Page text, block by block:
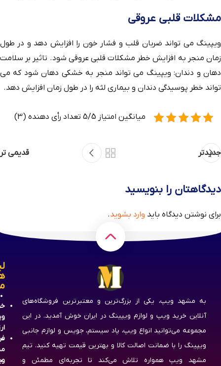
مشکلات قلبی عروقی
ویپینگ می تواند ضربان قلب و فشار خون را افزایش دهد و در طول
زمان منجر به افزایش خطر مشکلات قلبی عروقی شود. تاثیر بر سلامت
دهان و دندان: ویپینگ می تواند منجر به خشکی دهان شود که می
تواند خطر پوسیدگی دندان و بیماری لثه را در طول زمان افزایش دهد.
میانگین امتیاز 5/5 تعداد رأی دهنده (3)
جدیدتر قدیمی تر
دیدگاهتان را بنویسید
برای نوشتن دیدگاه باید وارد بشوید.
به مشهد ویپ، یکی از بزرگ‌ترین و معتبرترین فروشگاه‌های
آنلاین خرید ویپ و لوازم ویپینگ در ایران خوش آمدید. در این
مجموعه می‌توانید انواع ویپ، پاد سیستم، جویس و لوازم جانبی
ویپینگ را با ضمانت اصالت کالا و بهترین قیمت تهیه کنید. تیم
مشهد ویپ همواره تلاش می‌کند تا تجربه‌ای مطمئن و